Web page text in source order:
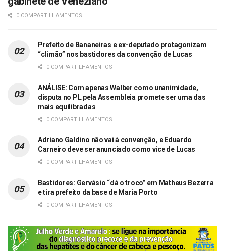
0 COMPARTILHAMENTOS
Prefeito de Bananeiras e ex-deputado protagonizam
“climão” nos bastidores da convenção de Lucas
0 COMPARTILHAMENTOS
ANÁLISE: Com apenas Walber como unanimidade,
disputa no PL pela Assembleia promete ser uma das
mais equilibradas
0 COMPARTILHAMENTOS
Adriano Galdino não vai à convenção, e Eduardo
Carneiro deve ser anunciado como vice de Lucas
0 COMPARTILHAMENTOS
Bastidores: Gervásio “dá o troco” em Matheus Bezerra
e tira prefeito da base de Maria Porto
0 COMPARTILHAMENTOS